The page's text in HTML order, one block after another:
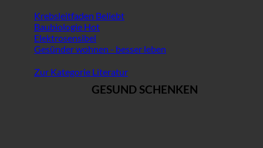
Krebsleitfaden
Baubiologie
Elektrosensibel
Gesünder wohnen - besser leben
Zur Kategorie Literatur
GESUND SCHENKEN